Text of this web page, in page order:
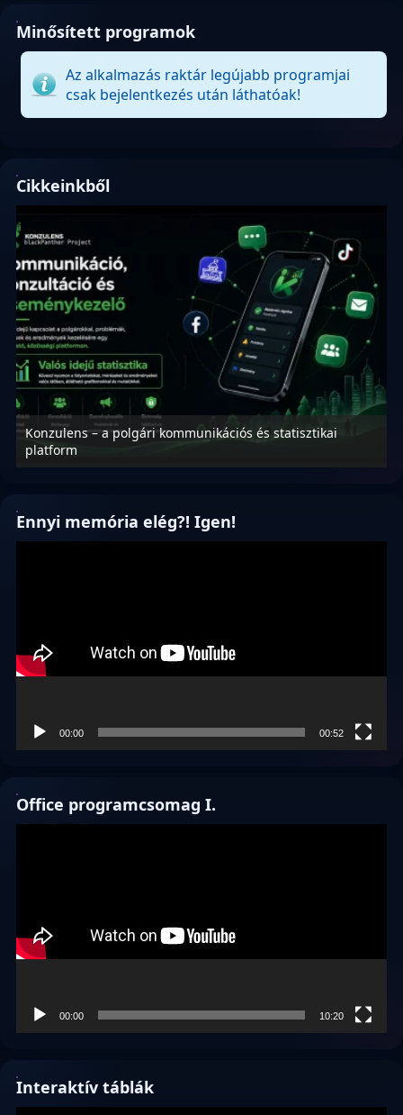
Minősített programok
Az alkalmazás raktár legújabb programjai
csak bejelentkezés után láthatóak!
Cikkeinkből
Konzulens – a polgári kommunikációs és statisztikai
platform
Ennyi memória elég?! Igen!
00:00 00:52
Office programcsomag I.
00:00 10:20
Interaktív táblák